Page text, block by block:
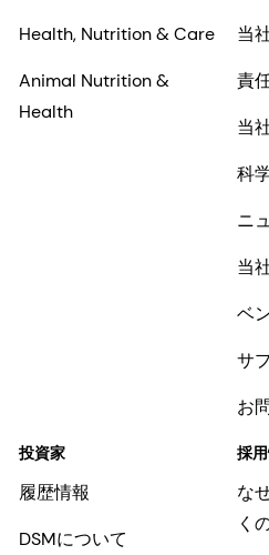
Health, Nutrition & Care
Animal Nutrition &
Health
当
責
当
科
ニ
当
ベ
サ
お
投資家
履歴情報
DSMについて
採
な
く